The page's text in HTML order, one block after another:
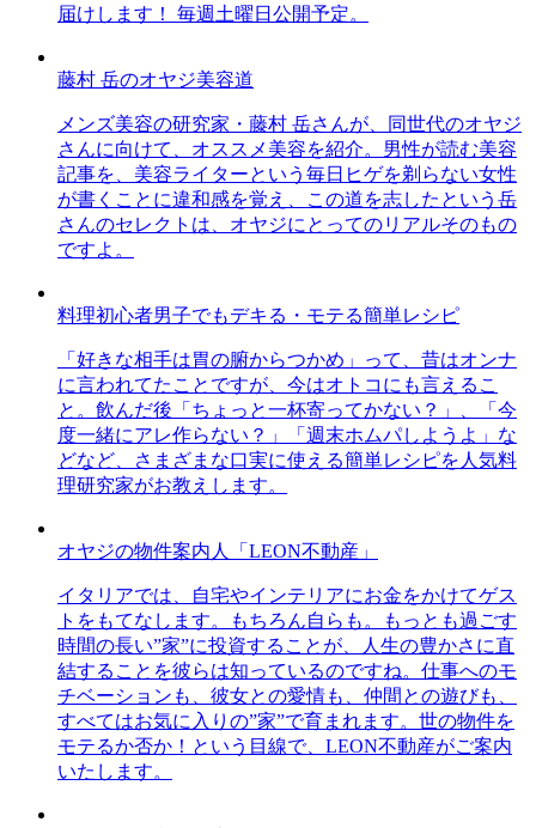
届けします！ 毎週土曜日公開予定。
藤村 岳のオヤジ美容道
メンズ美容の研究家・藤村 岳さんが、同世代のオヤジ
さんに向けて、オススメ美容を紹介。男性が読む美容
記事を、美容ライターという毎日ヒゲを剃らない女性
が書くことに違和感を覚え、この道を志したという岳
さんのセレクトは、オヤジにとってのリアルそのもの
ですよ。
料理初心者男子でもデキる・モテる簡単レシピ
「好きな相手は胃の腑からつかめ」って、昔はオンナ
に言われてたことですが、今はオトコにも言えるこ
と。飲んだ後「ちょっと一杯寄ってかない？」、「今
度一緒にアレ作らない？」「週末ホムパしようよ」な
どなど、さまざまな口実に使える簡単レシピを人気料
理研究家がお教えします。
オヤジの物件案内人「LEON不動産」
イタリアでは、自宅やインテリアにお金をかけてゲス
トをもてなします。もちろん自らも。もっとも過ごす
時間の長い”家”に投資することが、人生の豊かさに直
結することを彼らは知っているのですね。仕事へのモ
チベーションも、彼女との愛情も、仲間との遊びも、
すべてはお気に入りの”家”で育まれます。世の物件を
モテるか否か！という目線で、LEON不動産がご案内
いたします。